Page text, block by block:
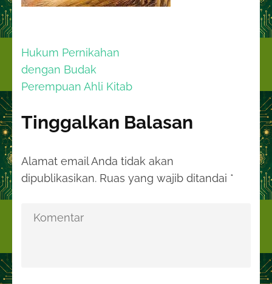
Navigasi
pos
Hukum Pernikahan
dengan Budak
Perempuan Ahli Kitab
Tinggalkan Balasan
Alamat email Anda tidak akan
dipublikasikan. Ruas yang wajib ditandai *